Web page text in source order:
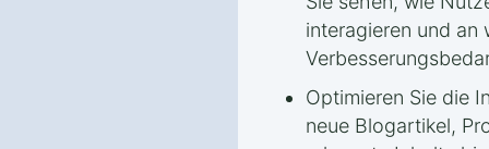
interagieren und an
Optimieren Sie die
neue Blogartikel,